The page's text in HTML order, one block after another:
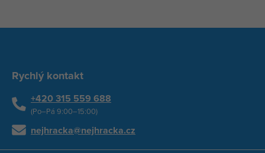
Rychlý kontakt
+420 315 559 688
(Po–Pá 9:00–15:00)
nejhracka@nejhracka.cz